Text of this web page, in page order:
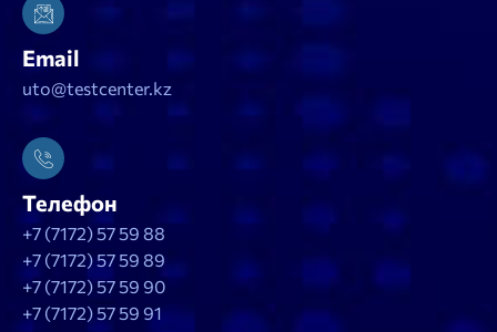
Email
uto@testcenter.kz
Телефон
+7 (7172) 57 59 88
+7 (7172) 57 59 89
+7 (7172) 57 59 90
+7 (7172) 57 59 91